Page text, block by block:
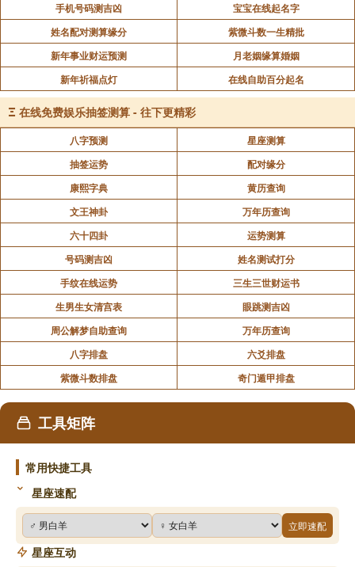
事业：聚焦创意变现赛道，如内容创作、品牌策
划、技术研发等，将才华转化为可量化的成果（如专
利、销售额）；
财运：行食伤运/财运时，大胆拓展业务、布局新
项目；避免高风险投机，确保财星不被冲克；
心性：收敛锋芒，学会委婉表达，避免因直言得
罪权贵；用专业能力服人，而非口舌之争。
2. 身旺伤旺、财浅无根：补其弱，固财基
方法：通过学习进修（补印星）提升专业度，让
才华更扎实；合作共赢时明确权责，引入规则/合同（官
杀制比劫）防止财富流失；
行运：遇财运时，先稳扎稳打积累资源，再扩大
规模；避免一次性投入过多，防止财星虚浮导致的破
财。
3. 财旺身轻：扶其身，缓求财
方法：补印比（学习、健身、结交贵人）增强自
身能力，先提升担财的实力，再考虑求财；避免同时处
理多笔业务，防止精力分散；
手机号码测吉凶
宝宝在线起名字
姓名配对测算缘分
紫微斗数一生精批
新年事业财运预测
月老姻缘算婚姻
新年祈福点灯
在线自助百分起名
Ξ 在线免费娱乐抽签测算 - 往下更精彩
八字预测
星座测算
抽签运势
配对缘分
康熙字典
黄历查询
文王神卦
万年历查询
六十四卦
运势测算
号码测吉凶
姓名测试打分
手纹在线运势
三生三世财运书
生男生女清宫表
眼跳测吉凶
周公解梦自助查询
万年历查询
八字排盘
六爻排盘
紫微斗数排盘
奇门遁甲排盘
工具矩阵
常用快捷工具
星座速配
立即速配
星座互动